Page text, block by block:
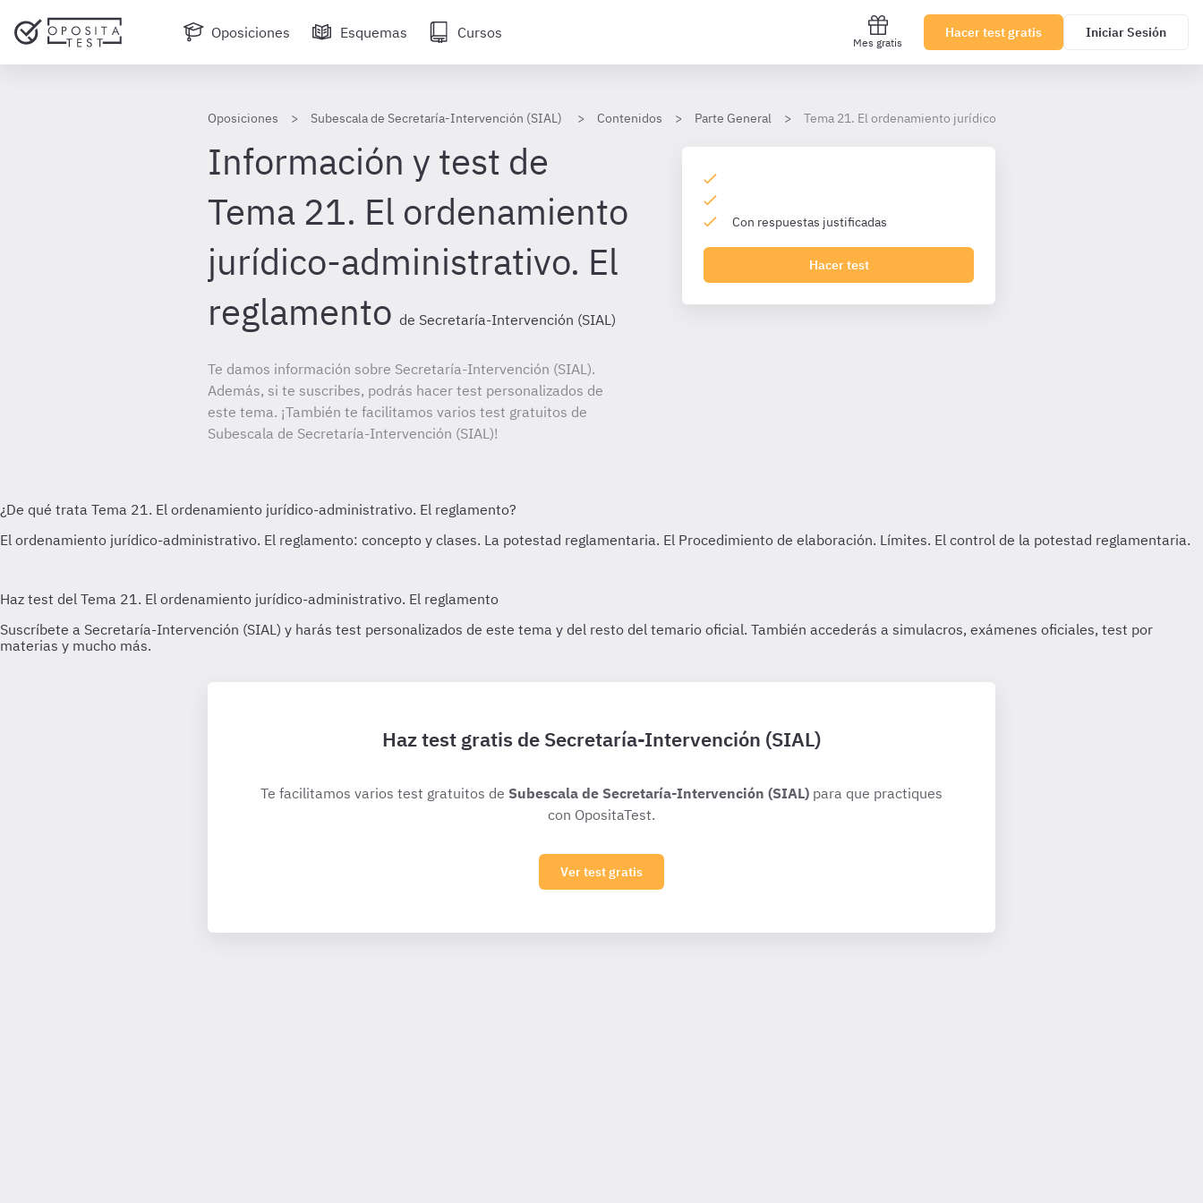
Oposiciones Esquemas Cursos
Mes gratis
Hacer test gratis Iniciar Sesión
Oposiciones Subescala de Secretaría-Intervención (SIAL) Contenidos Parte General Tema 21. El ordenamiento jurídico-administrativo. El reglamento
Información y test de
Tema 21. El ordenamiento
jurídico-administrativo. El
reglamento de Secretaría-Intervención (SIAL)
Te damos información sobre Secretaría-Intervención (SIAL).
Además, si te suscribes, podrás hacer test personalizados de
este tema. ¡También te facilitamos varios test gratuitos de
Subescala de Secretaría-Intervención (SIAL)!
Con respuestas justificadas
Hacer test
Haz test gratis de Secretaría-Intervención (SIAL)
Te facilitamos varios test gratuitos de Subescala de Secretaría-Intervención (SIAL) para que practiques
con OpositaTest.
Ver test gratis